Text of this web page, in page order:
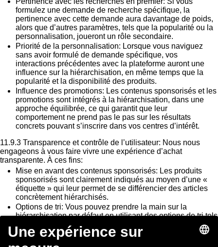
formulez une demande de recherche spécifique, la
pertinence avec cette demande aura davantage de poids,
alors que d’autres paramètres, tels que la popularité ou la
personnalisation, joueront un rôle secondaire.
Priorité de la personnalisation: Lorsque vous naviguez
sans avoir formulé de demande spécifique, vos
interactions précédentes avec la plateforme auront une
influence sur la hiérarchisation, en même temps que la
popularité et la disponibilité des produits.
Influence des promotions: Les contenus sponsorisés et les
promotions sont intégrés à la hiérarchisation, dans une
approche équilibrée, ce qui garantit que leur
comportement ne prend pas le pas sur les résultats
concrets pouvant s’inscrire dans vos centres d’intérêt.
11.9.3 Transparence et contrôle de l’utilisateur: Nous nous
engageons à vous faire vivre une expérience d’achat
transparente. À ces fins:
Mise en avant des contenus sponsorisés: Les produits
sponsorisés sont clairement indiqués au moyen d’une «
étiquette » qui leur permet de se différencier des articles
concrètement hiérarchisés.
Options de tri: Vous pouvez prendre la main sur la
hiérarchisation par défaut en utilisant des options de tri tels
que « Prix croissant », « Recommandé par les clients », ou
« Nouveautés en premier », afin d’adapter l’ordre dans
lequel les produits sont affichés avec vos préférences.